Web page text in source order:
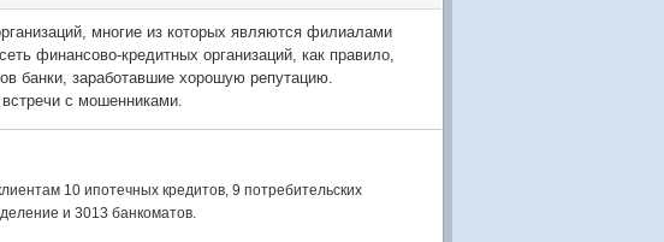
многие из которых являются филиалами
финансово-кредитных организаций, как правило,
банки, заработавшие хорошую репутацию.
с мошенниками.
10 ипотечных кредитов, 9 потребительских
и 3013 банкоматов.